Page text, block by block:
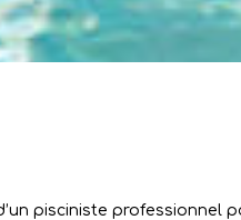
pisciniste professionnel